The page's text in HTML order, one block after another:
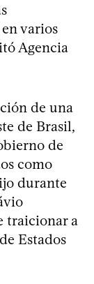
varios
Agencia
de una
de Brasil,
de
como
durante
traicionar a
Estados